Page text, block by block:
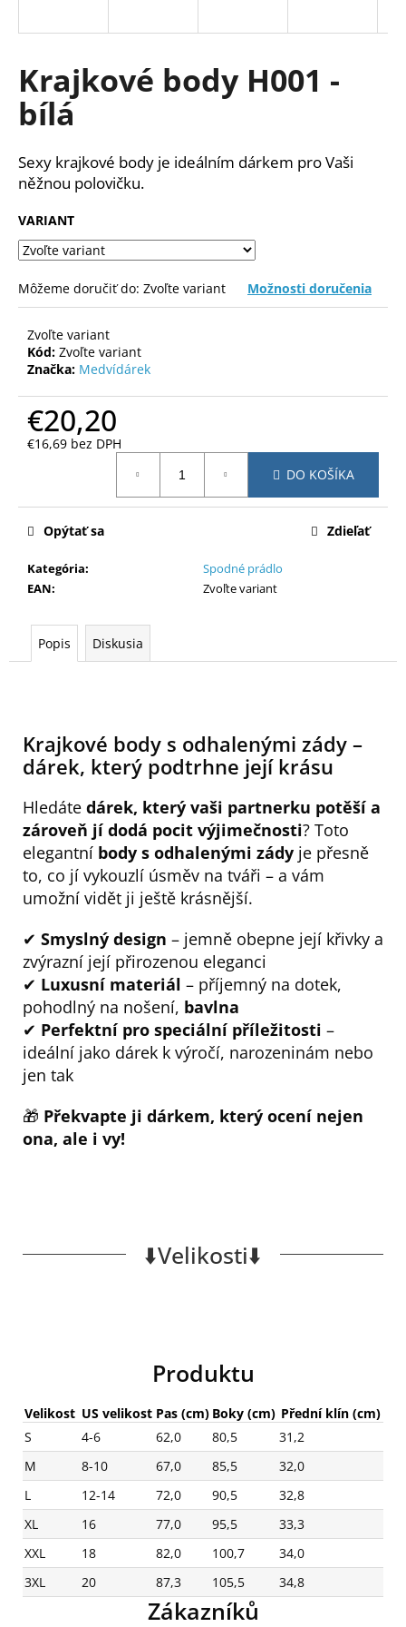
Krajkové body H001 -
bílá
Sexy krajkové body je ideálním dárkem pro Vaši
něžnou polovičku.
VARIANT
Môžeme doručiť do: Zvoľte variant Možnosti doručenia
Zvoľte variant
Kód: Zvoľte variant
Značka: Medvídárek
€20,20
€16,69 bez DPH
DO KOŠÍKA
Kategória:
Spodné prádlo
EAN: Zvoľte variant
Opýtať sa Zdieľať
Popis Diskusia
Krajkové body s odhalenými zády –
dárek, který podtrhne její krásu
Hledáte dárek, který vaši partnerku potěší a
zároveň jí dodá pocit výjimečnosti? Toto
elegantní body s odhalenými zády je přesně
to, co jí vykouzlí úsměv na tváři – a vám
umožní vidět ji ještě krásnější.
✔ Smyslný design – jemně obepne její křivky a
zvýrazní její přirozenou eleganci
✔ Luxusní materiál – příjemný na dotek,
pohodlný na nošení, bavlna
✔ Perfektní pro speciální příležitosti –
ideální jako dárek k výročí, narozeninám nebo
jen tak
🎁 Překvapte ji dárkem, který ocení nejen
ona, ale i vy!
⬇️Velikosti⬇️
Produktu
Velikost US velikost Pas (cm) Boky (cm) Přední klín (cm)
S
4-6 62,0 80,5
31,2
M
8-10 67,0 85,5
32,0
L
12-14 72,0 90,5
32,8
XL
16 77,0 95,5
33,3
XXL
18 82,0 100,7
34,0
3XL
20 87,3 105,5 34,8
Zákazníků
s
ť
?
O
d
p
o
ú
a
m